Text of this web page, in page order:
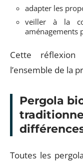
adapter les
veiller à la
aménagements
Cette réflexion
l’ensemble de la
Pergola
Toutes les